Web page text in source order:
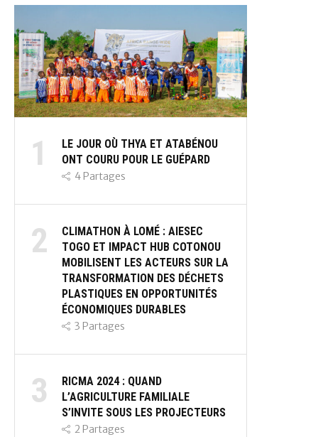
1
LE JOUR OÙ THYA ET ATABÉNOU
ONT COURU POUR LE GUÉPARD
4 Partages
2
CLIMATHON À LOMÉ : AIESEC
TOGO ET IMPACT HUB COTONOU
MOBILISENT LES ACTEURS SUR LA
TRANSFORMATION DES DÉCHETS
PLASTIQUES EN OPPORTUNITÉS
ÉCONOMIQUES DURABLES
3 Partages
3
RICMA 2024 : QUAND
L’AGRICULTURE FAMILIALE
S’INVITE SOUS LES PROJECTEURS
2 Partages